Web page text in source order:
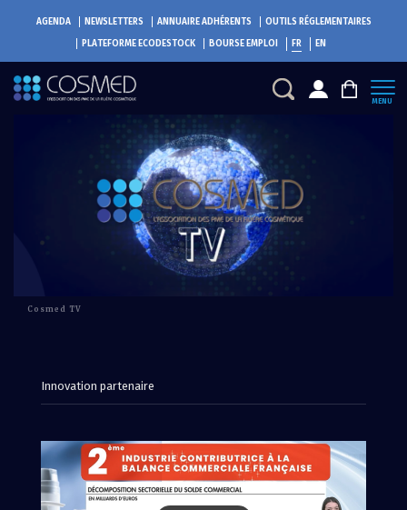
AGENDA NEWSLETTERS ANNUAIRE ADHÉRENTS
OUTILS RÉGLEMENTAIRES
PLATEFORME ECODESTOCK BOURSE EMPLOI FR EN
MENU
Cosmed TV
Innovation partenaire